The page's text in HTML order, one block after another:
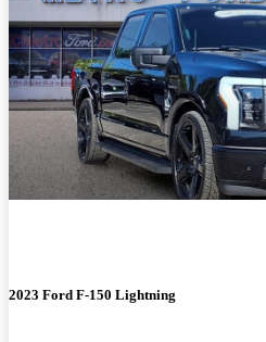
2023 Ford F-150 Lightning